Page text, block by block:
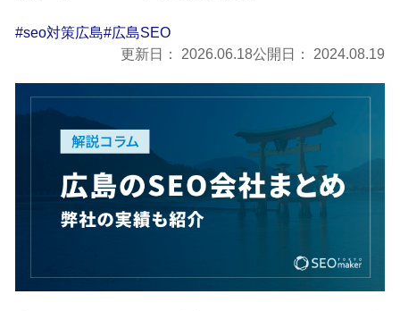
#seo対策広島#広島SEO
更新日：
2026.06.18公開日： 2024.08.19